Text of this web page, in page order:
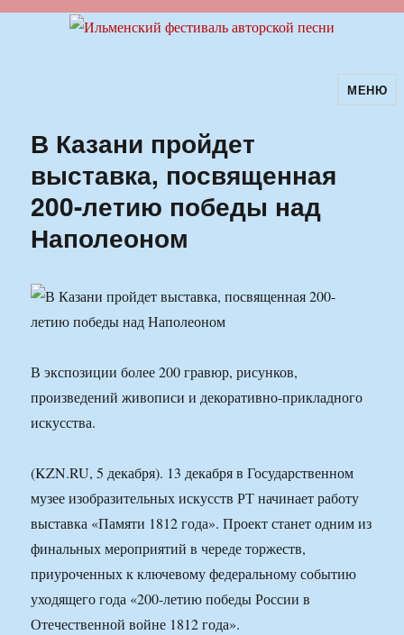
Ильменский фестиваль авторскойМЕНЮ
В Казани пройдет
выставка, посвященная
200-летию победы над
Наполеоном
В экспозиции более 200 гравюр, рисунков,
произведений живописи и декоративно-прикладного
искусства.
(KZN.RU, 5 декабря). 13 декабря в Государственном
музее изобразительных искусств РТ начинает работу
выставка «Памяти 1812 года». Проект станет одним из
финальных мероприятий в череде торжеств,
приуроченных к ключевому федеральному событию
уходящего года «200-летию победы России в
Отечественной войне 1812 года».